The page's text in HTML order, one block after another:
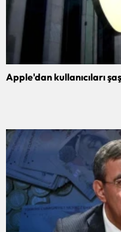
Apple'dan kullanıcıları